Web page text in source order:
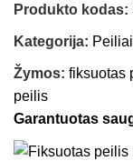
Produkto kodas:
Kategorija: Peiliai
Žymos: fiksuotas
peilis
Garantuotas